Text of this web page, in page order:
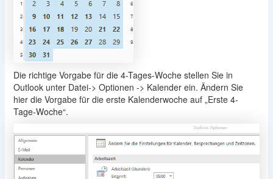
Die richtige Vorgabe für die 4-Tages-Woche stellen Sie in
Outlook unter Datei-> Optionen -> Kalender ein. Ändern Sie
hier die Vorgabe für die erste Kalenderwoche auf „Erste 4-
Tage-Woche“.